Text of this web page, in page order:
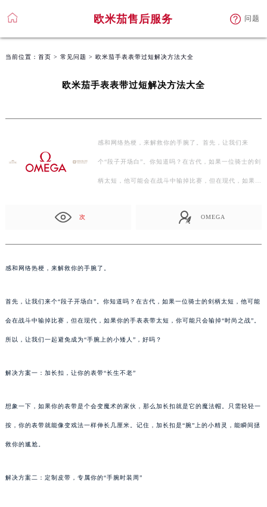
欧米茄售后服务 问题
当前位置： 首页 > 常见问题 > 欧米茄手表表带过短解决方法大全
欧米茄手表表带过短解决方法大全
感和网络热梗，来解救你的手腕了。首先，让我们来
个“段子开场白”。你知道吗？在古代，如果一位骑士的剑
柄太短，他可能会在战斗中输掉比赛，但在现代，如果你
次 OMEGA
感和网络热梗，来解救你的手腕了。
首先，让我们来个“段子开场白”。你知道吗？在古代，如果一位骑士的剑柄太短，他可能
会在战斗中输掉比赛，但在现代，如果你的手表表带太短，你可能只会输掉“时尚之战”。
所以，让我们一起避免成为“手腕上的小矮人”，好吗？
解决方案一：加长扣，让你的表带“长生不老”
想象一下，如果你的表带是个会变魔术的家伙，那么加长扣就是它的魔法帽。只需轻轻一
按，你的表带就能像变戏法一样伸长几厘米。记住，加长扣是“腕”上的小精灵，能瞬间拯
救你的尴尬。
解决方案二：定制皮带，专属你的“手腕时装周”